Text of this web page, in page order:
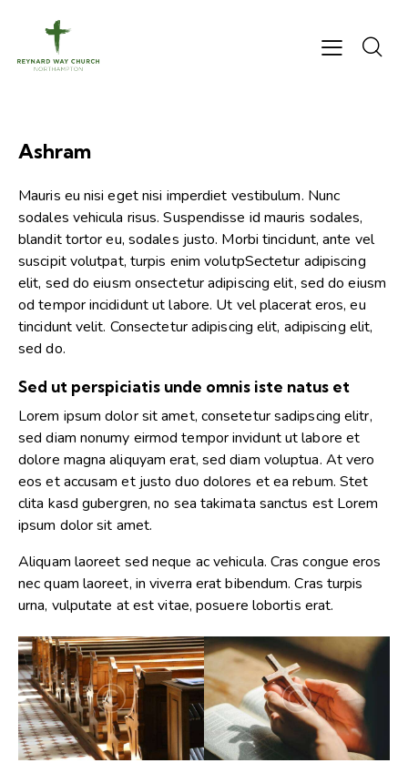
Ashram
Mauris eu nisi eget nisi imperdiet vestibulum. Nunc
sodales vehicula risus. Suspendisse id mauris sodales,
blandit tortor eu, sodales justo. Morbi tincidunt, ante vel
suscipit volutpat, turpis enim volutpSectetur adipiscing
elit, sed do eiusm onsectetur adipiscing elit, sed do eiusm
od tempor incididunt ut labore. Ut vel placerat eros, eu
tincidunt velit. Consectetur adipiscing elit, adipiscing elit,
sed do.
Sed ut perspiciatis unde omnis iste natus et
Lorem ipsum dolor sit amet, consetetur sadipscing elitr,
sed diam nonumy eirmod tempor invidunt ut labore et
dolore magna aliquyam erat, sed diam voluptua. At vero
eos et accusam et justo duo dolores et ea rebum. Stet
clita kasd gubergren, no sea takimata sanctus est Lorem
ipsum dolor sit amet.
Aliquam laoreet sed neque ac vehicula. Cras congue eros
nec quam laoreet, in viverra erat bibendum. Cras turpis
urna, vulputate at est vitae, posuere lobortis erat.